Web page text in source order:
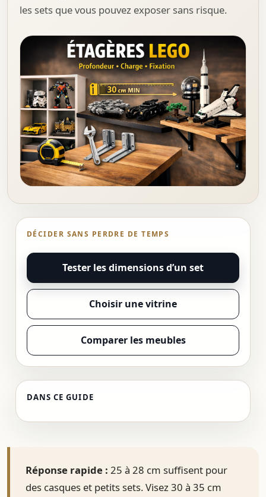
les sets que vous pouvez exposer sans risque.
DÉCIDER SANS PERDRE DE TEMPS
Tester les dimensions d’un set
Choisir une vitrine
Comparer les meubles
DANS CE GUIDE
Réponse rapide : 25 à 28 cm suffisent pour
des casques et petits sets. Visez 30 à 35 cm